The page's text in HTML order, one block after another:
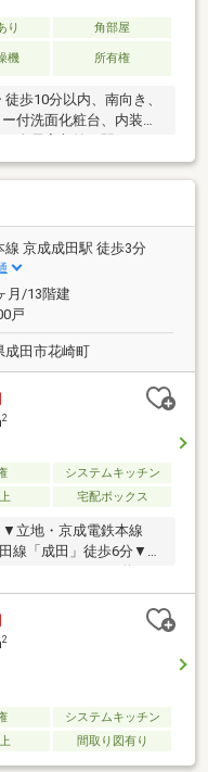
り
角部屋
機 所有権
歩10分以内、南向き、
付洗面化粧台、内装リ
全居室収納、駅まで平
ティ充実、南面バルコ
洗浄便座、ＴＶモニタ
リング、エレベータ
器洗乾燥機、浄水器
線 京成成田駅 徒歩3分
月/13階建
戸
成田市花崎町
2
システムキッチン
宅配ボックス
▼立地・京成電鉄本線
線「成田」徒歩6分▼特
室が隣接・家族との会
室約6.2帖にWICを設
トロック付▼設備・追い
▼周辺環境・ローソンア
分(約170m)・ヤオコー
ご希望の住まい探しを
・物件の詳細・ご相談
い。
2
システムキッチン
間取り図有り